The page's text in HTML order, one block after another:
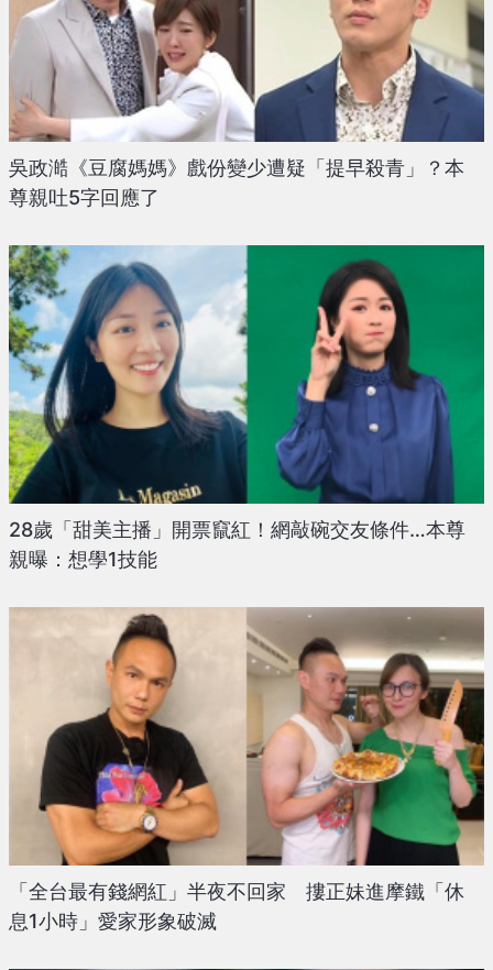
吳政澔《豆腐媽媽》戲份變少遭疑「提早殺青」？本
尊親吐5字回應了
28歲「甜美主播」開票竄紅！網敲碗交友條件…本尊
親曝：想學1技能
「全台最有錢網紅」半夜不回家 摟正妹進摩鐵「休
息1小時」愛家形象破滅